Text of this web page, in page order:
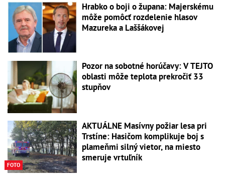
Hrabko o boji o župana: Majerskému
môže pomôcť rozdelenie hlasov
Mazureka a Laššákovej
Pozor na sobotné horúčavy: V TEJTO
oblasti môže teplota prekročiť 33
stupňov
FOTO
AKTUÁLNE Masívny požiar lesa pri
Trstíne: Hasičom komplikuje boj s
plameňmi silný vietor, na miesto
smeruje vrtuľník